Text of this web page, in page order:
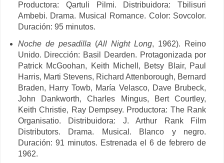
Productora: Qartuli Pilmi. Distribuidora: Tbilisuri
Ambebi. Drama. Musical Romance. Color: Sovcolor.
Duración: 95 minutos.
Noche de pesadilla (All Night Long, 1962). Reino
Unido. Dirección: Basil Dearden. Protagonizada por
Patrick McGoohan, Keith Michell, Betsy Blair, Paul
Harris, Marti Stevens, Richard Attenborough, Bernard
Braden, Harry Towb, María Velasco, Dave Brubeck,
John Dankworth, Charles Mingus, Bert Courtley,
Keith Christie, Ray Dempsey. Productora: The Rank
Organisatio. Distribuidora: J. Arthur Rank Film
Distributors. Drama. Musical. Blanco y negro.
Duración: 91 minutos. Estrenada el 6 de febrero de
1962.